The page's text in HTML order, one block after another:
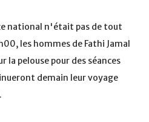
national n'était pas de tout
les hommes de Fathi Jamal
la pelouse pour des séances
demain leur voyage